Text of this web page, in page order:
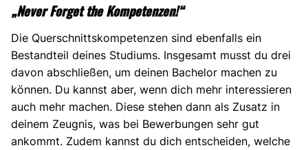
„Never Forget the Kompetenzen!“
Die Querschnittskompetenzen sind ebenfalls ein
Bestandteil deines Studiums. Insgesamt musst du drei
davon abschließen, um deinen Bachelor machen zu
können. Du kannst aber, wenn dich mehr interessieren
auch mehr machen. Diese stehen dann als Zusatz in
deinem Zeugnis, was bei Bewerbungen sehr gut
ankommt. Zudem kannst du dich entscheiden, welche